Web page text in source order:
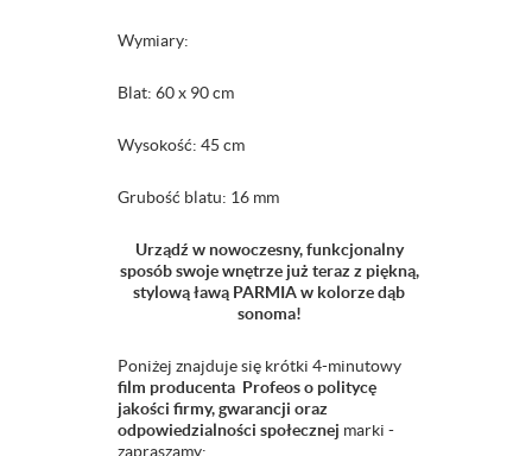
Wymiary:
Blat: 60 x 90 cm
Wysokość: 45 cm
Grubość blatu: 16 mm
Urządź w nowoczesny, funkcjonalny
sposób swoje wnętrze już teraz z piękną,
stylową ławą PARMIA w kolorze dąb
sonoma!
Poniżej znajduje się krótki 4-minutowy
film producenta Profeos o politycę
jakości firmy, gwarancji oraz
odpowiedzialności społecznej marki -
zapraszamy: